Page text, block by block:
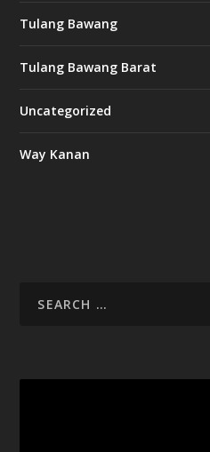
Tulang Bawang
Tulang Bawang Barat
Uncategorized
Way Kanan